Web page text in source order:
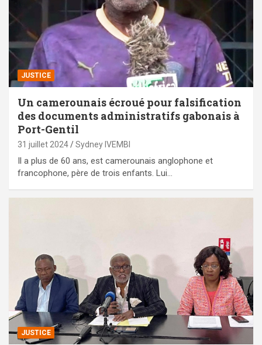
JUSTICE
Un camerounais écroué pour falsification
des documents administratifs gabonais à
Port-Gentil
31 juillet 2024 Sydney IVEMBI
Il a plus de 60 ans, est camerounais anglophone et
francophone, père de trois enfants. Lui…
JUSTICE